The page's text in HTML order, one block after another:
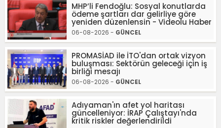
MHP’li Fendoğlu: Sosyal konutlarda
ödeme şartları dar gelirliye göre
yeniden düzenlensin - Videolu Haber
06-08-2026 - GÜNCEL
PROMASİAD ile İTO'dan ortak vizyon
buluşması: Sektörün geleceği için iş
birliği mesajı
06-08-2026 - GÜNCEL
Adıyaman'ın afet yol haritası
güncelleniyor: İRAP Çalıştayı'nda
kritik riskler değerlendirildi